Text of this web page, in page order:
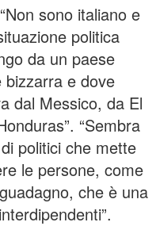
sono italiano e
politica
da un paese
bizzarra e dove
dal Messico, da El
“Sembra
politici che mette
le persone, come
che è una